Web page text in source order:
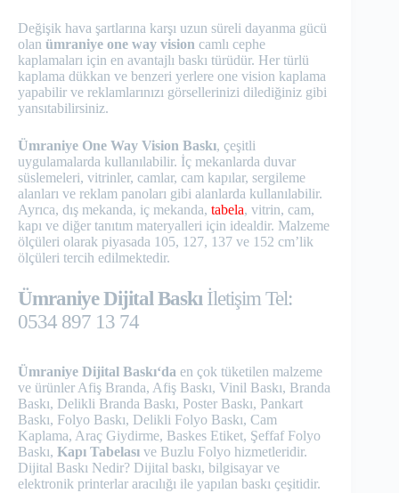
Değişik hava şartlarına karşı uzun süreli dayanma gücü
olan ümraniye one way vision camlı cephe
kaplamaları için en avantajlı baskı türüdür. Her türlü
kaplama dükkan ve benzeri yerlere one vision kaplama
yapabilir ve reklamlarınızı görsellerinizi dilediğiniz gibi
yansıtabilirsiniz.
Ümraniye One Way Vision Baskı, çeşitli
uygulamalarda kullanılabilir. İç mekanlarda duvar
süslemeleri, vitrinler, camlar, cam kapılar, sergileme
alanları ve reklam panoları gibi alanlarda kullanılabilir.
Ayrıca, dış mekanda, iç mekanda, tabela, vitrin, cam,
kapı ve diğer tanıtım materyalleri için idealdir. Malzeme
ölçüleri olarak piyasada 105, 127, 137 ve 152 cm’lik
ölçüleri tercih edilmektedir.
Ümraniye Dijital Baskıİletişim Tel:
0534 897 13 74
Ümraniye Dijital Baskı‘da en çok tüketilen malzeme
ve ürünler Afiş Branda, Afiş Baskı, Vinil Baskı, Branda
Baskı, Delikli Branda Baskı, Poster Baskı, Pankart
Baskı, Folyo Baskı, Delikli Folyo Baskı, Cam
Kaplama, Araç Giydirme, Baskes Etiket, Şeffaf Folyo
Baskı, Kapı Tabelası ve Buzlu Folyo hizmetleridir.
Dijital Baskı Nedir? Dijital baskı, bilgisayar ve
elektronik printerlar aracılığı ile yapılan baskı çeşitidir.